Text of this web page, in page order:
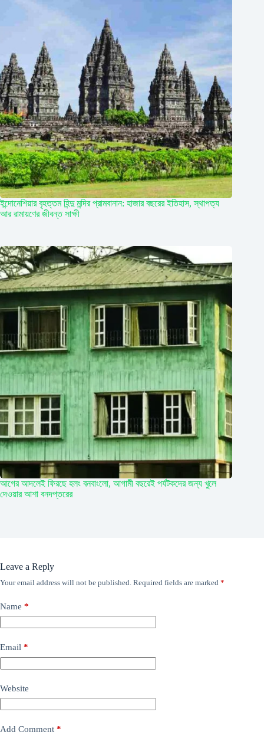
ইন্দোনেশিয়ার বৃহত্তম হিন্দু মন্দির প্রামবানান: হাজার বছরের ইতিহাস, স্থাপত্য
আর রামায়ণের জীবন্ত সাক্ষী
আগের আদলেই ফিরছে হলং বনবাংলো, আগামী বছরেই পর্যটকদের জন্য খুলে
দেওয়ার আশা বনদপ্তরের
Leave a Reply
Your email address will not be published. Required fields are marked *
Name *
Email *
Website
Add Comment *